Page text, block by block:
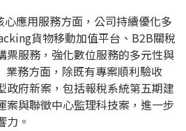
心應用服務方面，公司持續優化多
貨物移動加值平台、B2B關稅
票服務，強化數位服務的多元性與
業務方面，除既有專案順利驗收
政府新案，包括報稅系統第五期建
案與聯徵中心監理科技案，進一步
力。